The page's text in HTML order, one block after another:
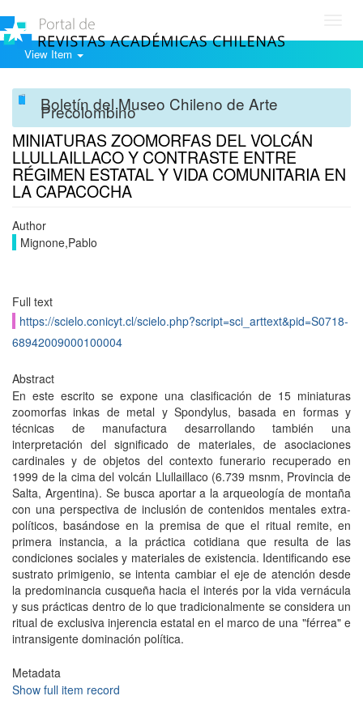
View Item
Boletín del Museo Chileno de Arte
Precolombino
MINIATURAS ZOOMORFAS DEL VOLCÁN
LLULLAILLACO Y CONTRASTE ENTRE
RÉGIMEN ESTATAL Y VIDA COMUNITARIA EN
LA CAPACOCHA
Author
Mignone,Pablo
Full text
https://scielo.conicyt.cl/scielo.php?script=sci_arttext&pid=S0718-
68942009000100004
Abstract
En este escrito se expone una clasificación de 15 miniaturas
zoomorfas inkas de metal y Spondylus, basada en formas y
técnicas de manufactura desarrollando también una
interpretación del significado de materiales, de asociaciones
cardinales y de objetos del contexto funerario recuperado en
1999 de la cima del volcán Llullaillaco (6.739 msnm, Provincia de
Salta, Argentina). Se busca aportar a la arqueología de montaña
con una perspectiva de inclusión de contenidos mentales extra-
políticos, basándose en la premisa de que el ritual remite, en
primera instancia, a la práctica cotidiana que resulta de las
condiciones sociales y materiales de existencia. Identificando ese
sustrato primigenio, se intenta cambiar el eje de atención desde
la predominancia cusqueña hacia el interés por la vida vernácula
y sus prácticas dentro de lo que tradicionalmente se considera un
ritual de exclusiva injerencia estatal en el marco de una "férrea" e
intransigente dominación política.
Metadata
Show full item record